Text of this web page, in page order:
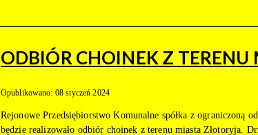
ODBIÓR CHOINEK Z TERENU
Opublikowano: 08 styczeń 2024
Rejonowe Przedsiębiorstwo Komunalne spółka z ograniczoną
będzie realizowało odbiór choinek z terenu miasta Złotoryja.